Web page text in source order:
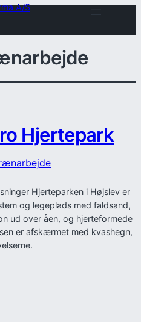
Hjertepark
Hjerteparken i Højslev er
og legeplads med faldsand,
ud over åen, og hjerteformede
er afskærmet med kvashegn,